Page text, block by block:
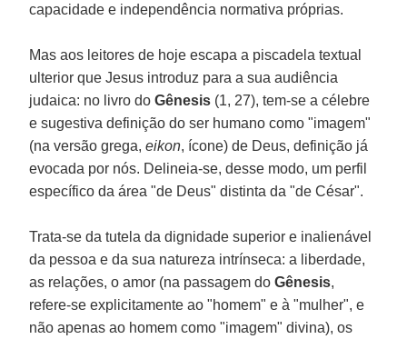
capacidade e independência normativa próprias.
Mas aos leitores de hoje escapa a piscadela textual
ulterior que Jesus introduz para a sua audiência
judaica: no livro doGênesis (1, 27), tem-se a célebre
e sugestiva definição do ser humano como "imagem"
(na versão grega,eikon, ícone) de Deus, definição já
evocada por nós. Delineia-se, desse modo, um perfil
específico da área "de Deus" distinta da "de César".
Trata-se da tutela da dignidade superior e inalienável
da pessoa e da sua natureza intrínseca: a liberdade,
as relações, o amor (na passagem doGênesis,
refere-se explicitamente ao "homem" e à "mulher", e
não apenas ao homem como "imagem" divina), os